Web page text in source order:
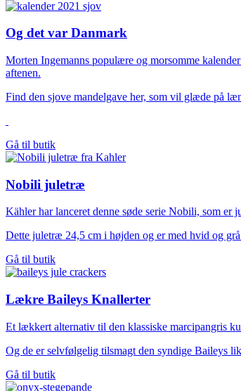
Og det var Danmark
Morten Ingemanns populære og morsomme
aftenen.
Find den sjove mandelgave her, som vil glæde på
Gå til butik
Nobili juletræ
Kähler har lanceret denne søde serie Nobili, som
Dette juletræ 24,5 cm i højden og er med hvid og
Gå til butik
Lækre Baileys Knallerter
Et lækkert alternativ til den klassiske marcipangris
Og de er selvfølgelig tilsmagt den syndige Baileys
Gå til butik